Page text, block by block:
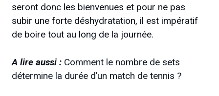
seront donc les bienvenues et pour ne pas
subir une forte déshydratation, il est impératif
de boire tout au long de la journée.
A lire aussi : Comment le nombre de sets
détermine la durée d’un match de tennis ?